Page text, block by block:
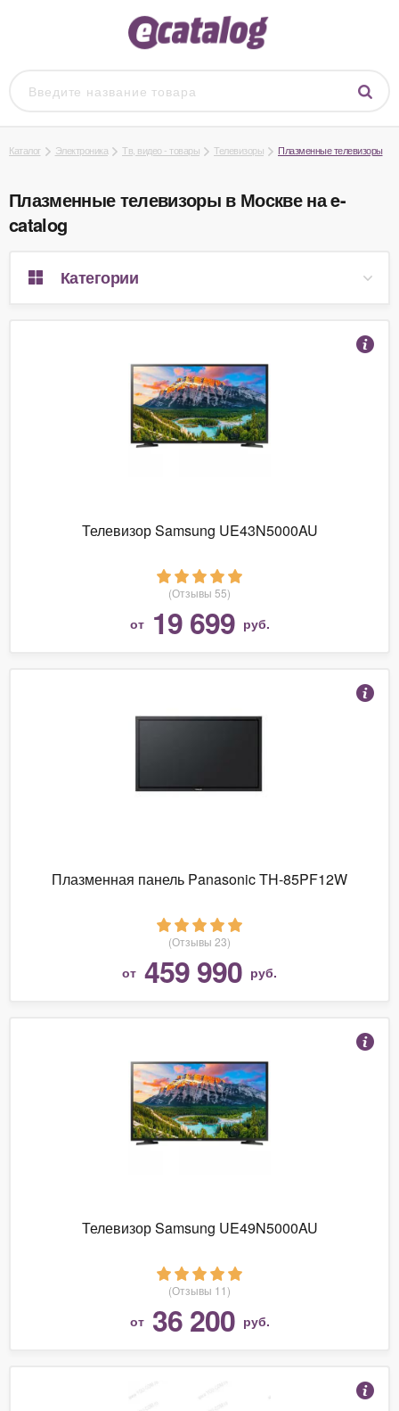
Каталог Электроника Тв, видео - товары Телевизоры Плазменные телевизоры
Плазменные телевизоры в Москве на e-
catalog
Категории
Телевизор Samsung UE43N5000AU
(Отзывы 55)
от 19 699 руб.
Плазменная панель Panasonic TH-85PF12W
(Отзывы 23)
от 459 990 руб.
Телевизор Samsung UE49N5000AU
(Отзывы 11)
от 36 200 руб.